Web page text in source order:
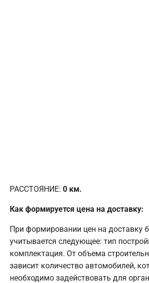
РАССТОЯНИЕ: 0 км.
Как формируется цена на доставку:
При формировании цен на доставку
учитывается следующее: тип
комплектация. От объема
зависит количество автомобилей,
необходимо задействовать для